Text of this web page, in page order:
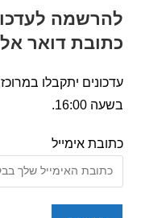
לעדכונים
דואר
יתקבלו במרוכז, ביום
אימייל